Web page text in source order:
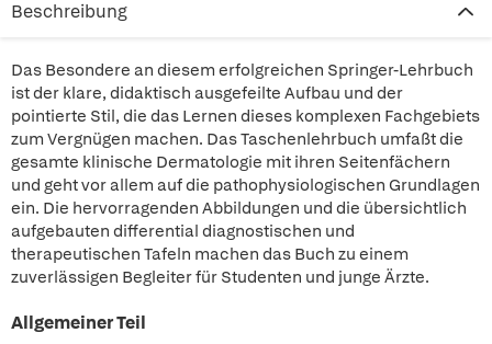
Beschreibung
Das Besondere an diesem erfolgreichen Springer-Lehrbuch
ist der klare, didaktisch ausgefeilte Aufbau und der
pointierte Stil, die das Lernen dieses komplexen Fachgebiets
zum Vergnügen machen. Das Taschenlehrbuch umfaßt die
gesamte klinische Dermatologie mit ihren Seitenfächern
und geht vor allem auf die pathophysiologischen Grundlagen
ein. Die hervorragenden Abbildungen und die übersichtlich
aufgebauten differential diagnostischen und
therapeutischen Tafeln machen das Buch zu einem
zuverlässigen Begleiter für Studenten und junge Ärzte.
Allgemeiner Teil